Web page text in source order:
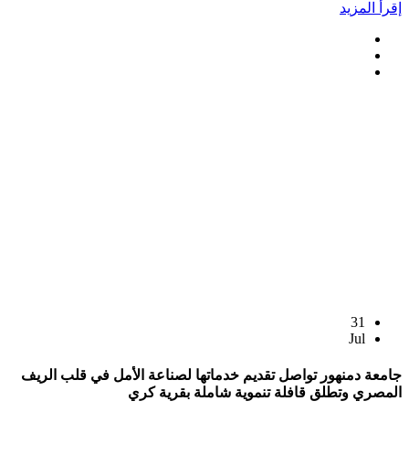
إقرأ المزيد
31
Jul
جامعة دمنهور تواصل تقديم خدماتها لصناعة الأمل في قلب الريف
المصري وتطلق قافلة تنموية شاملة بقرية كري